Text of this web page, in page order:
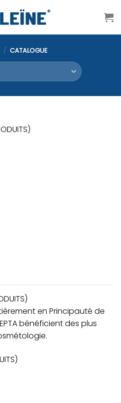
/ CATALOGUE
en Principauté de
bénéficient des plus